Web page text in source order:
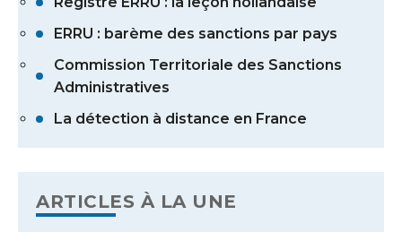
ERRU : barème des sanctions par pays
Commission Territoriale des Sanctions
Administratives
La détection à distance en France
ARTICLES À LA UNE